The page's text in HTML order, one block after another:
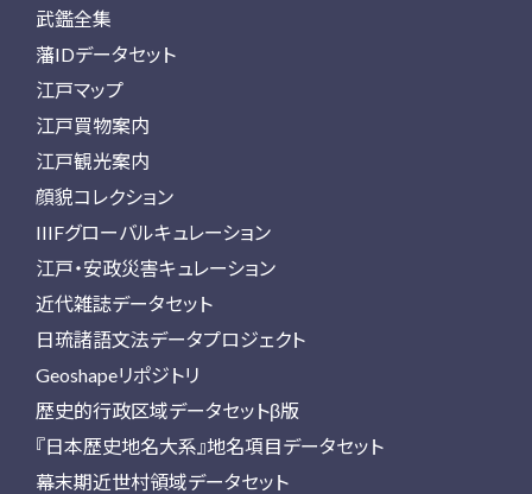
武鑑全集
藩IDデータセット
江戸マップ
江戸買物案内
江戸観光案内
顔貌コレクション
IIIFグローバルキュレーション
江戸・安政災害キュレーション
近代雑誌データセット
日琉諸語文法データプロジェクト
Geoshapeリポジトリ
歴史的行政区域データセットβ版
『日本歴史地名大系』地名項目データセット
幕末期近世村領域データセット